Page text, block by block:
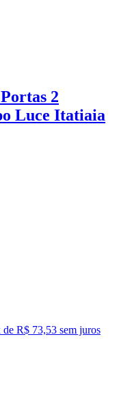
2
Luce Itatiaia
de R$ 73,53 sem juros